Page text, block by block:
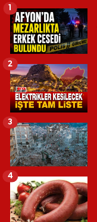
1
2
3
4